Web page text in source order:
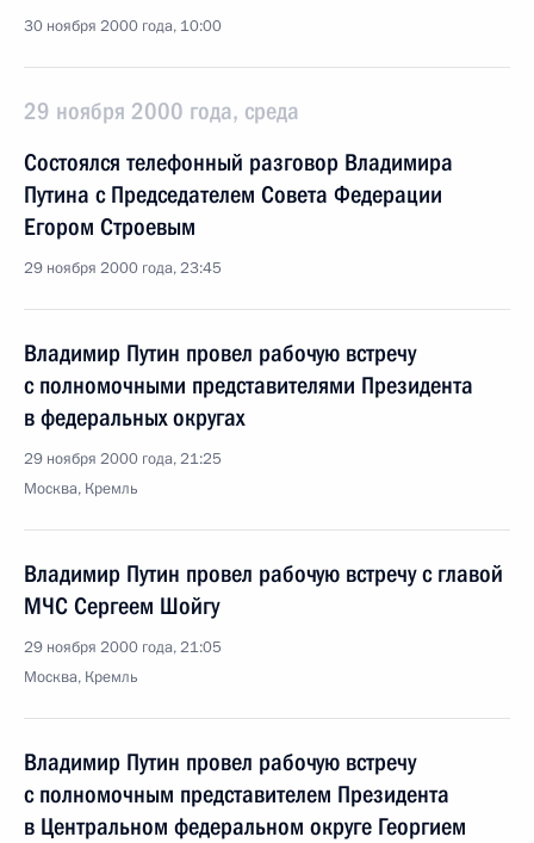
30 ноября 2000 года, 10:00
29 ноября 2000 года, среда
Состоялся телефонный разговор Владимира
Путина с Председателем Совета Федерации
Егором Строевым
29 ноября 2000 года, 23:45
Владимир Путин провел рабочую встречу
с полномочными представителями Президента
в федеральных округах
29 ноября 2000 года, 21:25
Москва, Кремль
Владимир Путин провел рабочую встречу с главой
МЧС Сергеем Шойгу
29 ноября 2000 года, 21:05
Москва, Кремль
Владимир Путин провел рабочую встречу
с полномочным представителем Президента
в Центральном федеральном округе Георгием